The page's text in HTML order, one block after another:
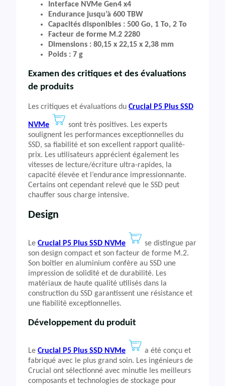
Interface NVMe Gen4 x4
Endurance jusqu’à 600 TBW
Capacités disponibles : 500 Go, 1 To, 2 To
Facteur de forme M.2 2280
Dimensions : 80,15 x 22,15 x 2,38 mm
Poids : 7 g
Examen des critiques et des évaluations
de produits
Les critiques et évaluations du Crucial P5 Plus SSD
NVMe
sont très positives. Les experts
soulignent les performances exceptionnelles du
SSD, sa fiabilité et son excellent rapport qualité-
prix. Les utilisateurs apprécient également les
vitesses de lecture/écriture ultra-rapides, la
capacité élevée et l’endurance impressionnante.
Certains ont cependant relevé que le SSD peut
chauffer sous charge intensive.
Design
Le Crucial P5 Plus SSD NVMe
se distingue par
son design compact et son facteur de forme M.2.
Son boîtier en aluminium confère au SSD une
impression de solidité et de durabilité. Les
matériaux de haute qualité utilisés dans la
construction du SSD garantissent une résistance et
une fiabilité exceptionnelles.
Développement du produit
Le Crucial P5 Plus SSD NVMe
a été conçu et
fabriqué avec le plus grand soin. Les ingénieurs de
Crucial ont sélectionné avec minutie les meilleurs
composants et technologies de stockage pour